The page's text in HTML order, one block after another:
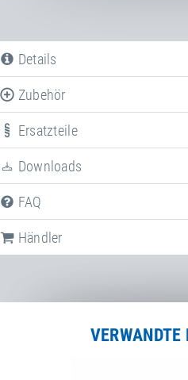
Details
Zubehör
Erweitern Sie IhrAnbau-Bungee-Longe
Ersatzteile
Downloads
FAQ
Händler
VERWANDTE